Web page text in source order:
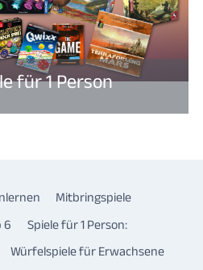
für 1 Person
Mitbringspiele
6
Spiele für 1 Person:
Würfelspiele für Erwachsene